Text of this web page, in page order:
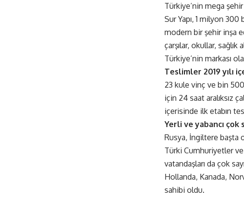
Türkiye’nin mega
Sur Yapı, 1 milyon
modern bir şehir inşa
çarşılar, okullar,
Türkiye’nin markası
Teslimler 2019 yılı
23 kule vinç ve bin
için 24 saat aralıksız
içerisinde ilk etabın
Yerli ve yabancı çok
Rusya, İngiltere başta
Türki Cumhuriyetler
vatandaşları da çok
Hollanda, Kanada,
sahibi oldu.